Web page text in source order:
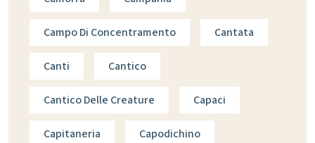
Campo Di Concentramento Cantata
Canti Cantico
Cantico Delle Creature Capaci
Capitaneria Capodichino